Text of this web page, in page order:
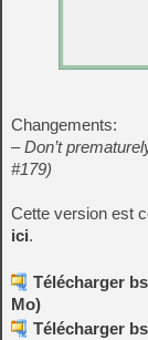
Changements:
– Don’t
#179)
Cette version est
ici.
Télécharger
Mo)
Télécharger